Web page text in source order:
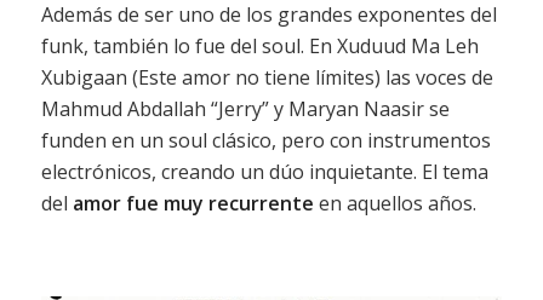
Además de ser uno de los grandes exponentes del
funk, también lo fue del soul. En Xuduud Ma Leh
Xubigaan (Este amor no tiene límites) las voces de
Mahmud Abdallah “Jerry” y Maryan Naasir se
funden en un soul clásico, pero con instrumentos
electrónicos, creando un dúo inquietante. El tema
del amor fue muy recurrente en aquellos años.